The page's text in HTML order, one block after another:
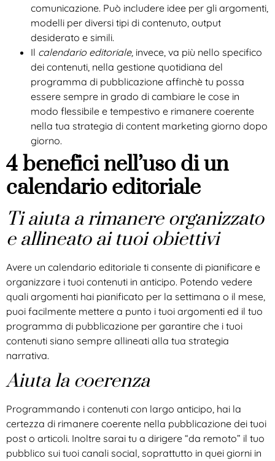
comunicazione. Può includere idee per gli argomenti,
modelli per diversi tipi di contenuto, output
desiderato e simili.
Il calendario editoriale, invece, va più nello specifico
dei contenuti, nella gestione quotidiana del
programma di pubblicazione affinchè tu possa
essere sempre in grado di cambiare le cose in
modo flessibile e tempestivo e rimanere coerente
nella tua strategia di content marketing giorno dopo
giorno.
4 benefici nell’uso di un
calendario editoriale
Ti aiuta a rimanere organizzato
e allineato ai tuoi obiettivi
Avere un calendario editoriale ti consente di pianificare e
organizzare i tuoi contenuti in anticipo. Potendo vedere
quali argomenti hai pianificato per la settimana o il mese,
puoi facilmente mettere a punto i tuoi argomenti ed il tuo
programma di pubblicazione per garantire che i tuoi
contenuti siano sempre allineati alla tua strategia
narrativa.
Aiuta la coerenza
Programmando i contenuti con largo anticipo, hai la
certezza di rimanere coerente nella pubblicazione dei tuoi
post o articoli. Inoltre sarai tu a dirigere “da remoto” il tuo
pubblico sui tuoi canali social, soprattutto in quei giorni in